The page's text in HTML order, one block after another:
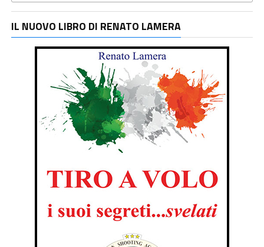
IL NUOVO LIBRO DI RENATO LAMERA